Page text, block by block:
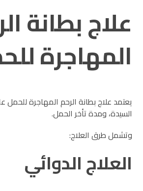
علاج بطانة
المهاجرة
يعتمد علاج بطانة الرحم المهاجرة
السيدة، ومدة تأخر الحمل.
وتشمل طرق العلاج:
العلاج الدوائي